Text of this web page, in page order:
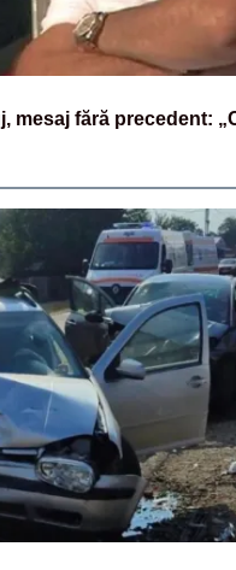
mesaj fără precedent: